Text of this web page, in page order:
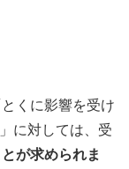
くに影響を受け
に対しては、受
が求められま